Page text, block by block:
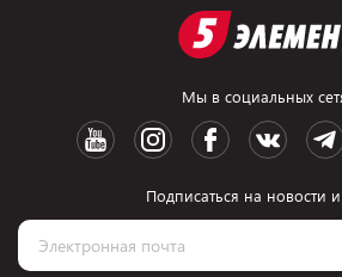
Мы в социальных
Подписаться на новости